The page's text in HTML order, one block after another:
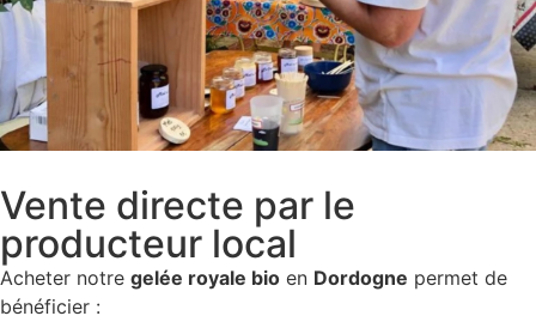
Vente directe par le
producteur local
Acheter notre gelée royale bio en Dordogne permet de
bénéficier :